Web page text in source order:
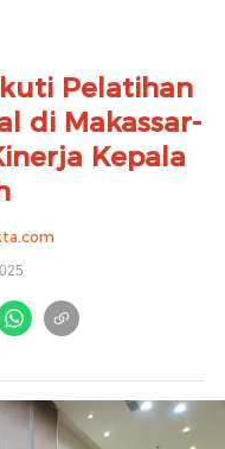
Pelatihan
di Makassar-
Kepala